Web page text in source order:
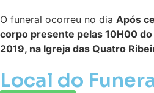
O funeral ocorreu no dia Após
corpo presente pelas 10H00
2019, na Igreja das Quatro
Local do